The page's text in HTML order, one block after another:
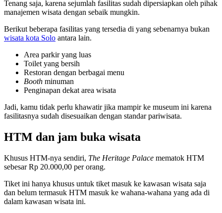
Tenang saja, karena sejumlah fasilitas sudah dipersiapkan oleh pihak
manajemen wisata dengan sebaik mungkin.
Berikut beberapa fasilitas yang tersedia di yang sebenarnya bukan
wisata kota Solo antara lain.
Area parkir yang luas
Toilet yang bersih
Restoran dengan berbagai menu
Booth minuman
Penginapan dekat area wisata
Jadi, kamu tidak perlu khawatir jika mampir ke museum ini karena
fasilitasnya sudah disesuaikan dengan standar pariwisata.
HTM dan jam buka wisata
Khusus HTM-nya sendiri, The Heritage Palace mematok HTM
sebesar Rp 20.000,00 per orang.
Tiket ini hanya khusus untuk tiket masuk ke kawasan wisata saja
dan belum termasuk HTM masuk ke wahana-wahana yang ada di
dalam kawasan wisata ini.